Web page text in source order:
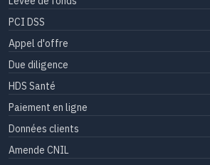
PCI DSS
Appel d'offre
Due diligence
HDS Santé
Paiement en ligne
Données clients
Amende CNIL